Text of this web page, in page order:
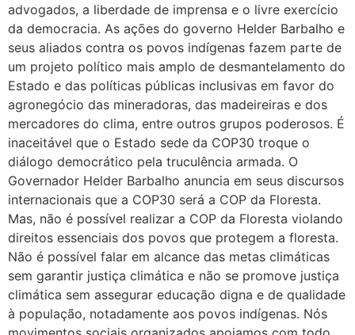
advogados, a liberdade de imprensa e o livre exercício
da democracia. As ações do governo Helder Barbalho e
seus aliados contra os povos indígenas fazem parte de
um projeto político mais amplo de desmantelamento do
Estado e das políticas públicas inclusivas em favor do
agronegócio das mineradoras, das madeireiras e dos
mercadores do clima, entre outros grupos poderosos. É
inaceitável que o Estado sede da COP30 troque o
diálogo democrático pela truculência armada. O
Governador Helder Barbalho anuncia em seus discursos
internacionais que a COP30 será a COP da Floresta.
Mas, não é possível realizar a COP da Floresta violando
direitos essenciais dos povos que protegem a floresta.
Não é possível falar em alcance das metas climáticas
sem garantir justiça climática e não se promove justiça
climática sem assegurar educação digna e de qualidade
à população, notadamente aos povos indígenas. Nós